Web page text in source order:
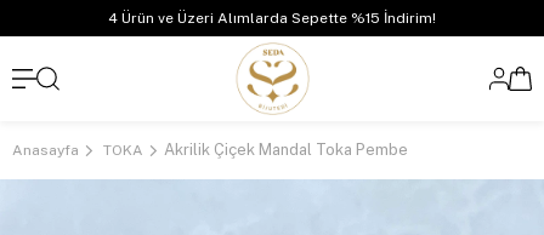
4 Ürün ve Üzeri Alımlarda Sepette %15 İndirim!
Anasayfa TOKA Akrilik Çiçek Mandal Toka Pembe